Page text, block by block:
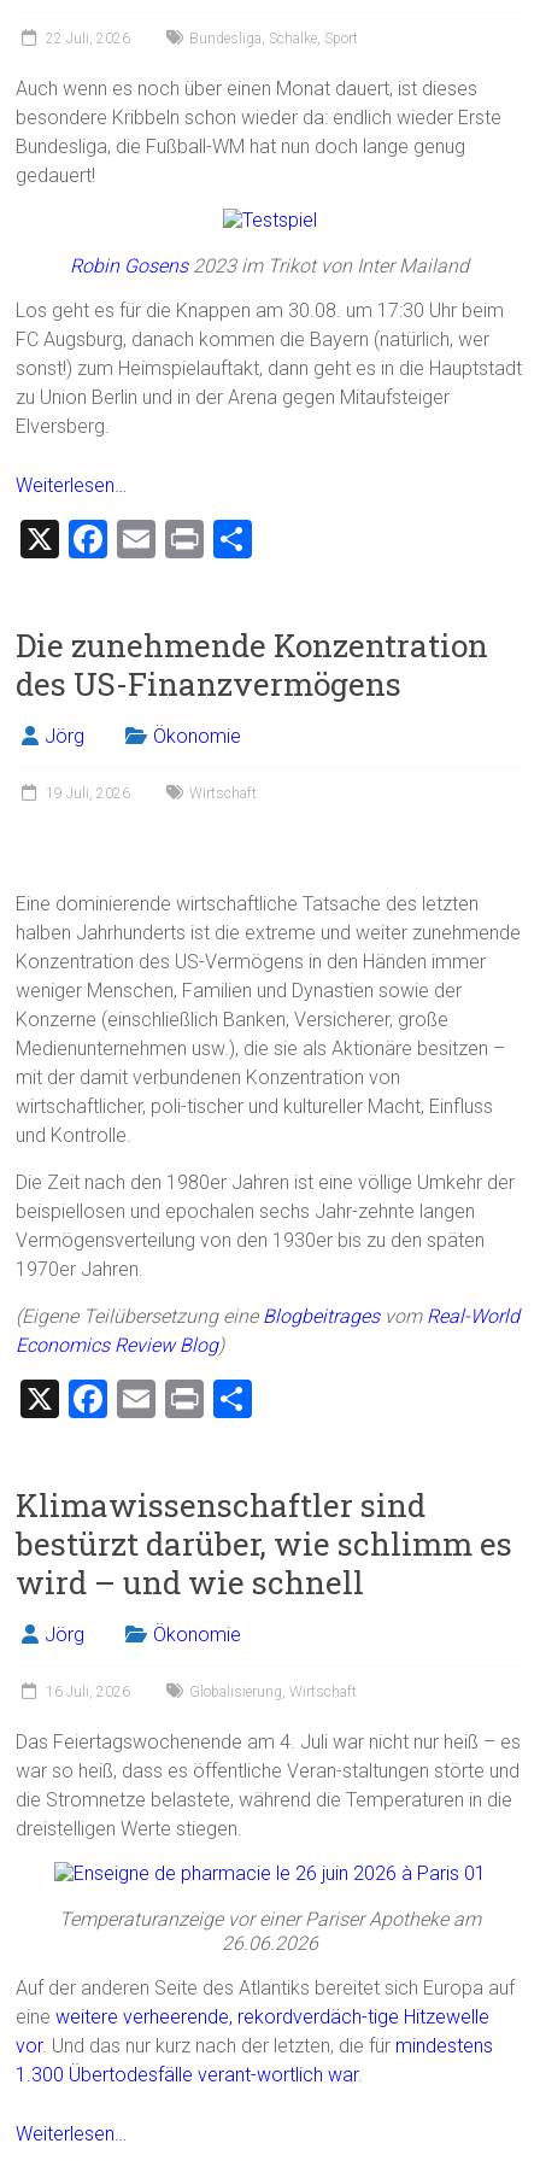
22 Juli, 2026 Bundesliga, Schalke, Sport
Auch wenn es noch über einen Monat dauert, ist dieses
besondere Kribbeln schon wieder da: endlich wieder Erste
Bundesliga, die Fußball-WM hat nun doch lange genug
gedauert!
Robin Gosens2023 im Trikot von Inter Mailand
Los geht es für die Knappen am 30.08. um 17:30 Uhr beim
FC Augsburg, danach kommen die Bayern (natürlich, wer
sonst!) zum Heimspielauftakt, dann geht es in die Hauptstadt
zu Union Berlin und in der Arena gegen Mitaufsteiger
Elversberg.
Weiterlesen…
X
F
b
o
ok
E
l
Pr
n
Die zunehmende Konzentration
des US-Finanzvermögens
Jörg Ökonomie
19 Juli, 2026 Wirtschaft
Eine dominierende wirtschaftliche Tatsache des letzten
halben Jahrhunderts ist die extreme und weiter zunehmende
Konzentration des US-Vermögens in den Händen immer
weniger Menschen, Familien und Dynastien sowie der
Konzerne (einschließlich Banken, Versicherer, große
Medienunternehmen usw.), die sie als Aktionäre besitzen –
mit der damit verbundenen Konzentration von
wirtschaftlicher, poli-tischer und kultureller Macht, Einfluss
und Kontrolle.
Die Zeit nach den 1980er Jahren ist eine völlige Umkehr der
beispiellosen und epochalen sechs Jahr-zehnte langen
Vermögensverteilung von den 1930er bis zu den späten
1970er Jahren.
(Eigene Teilübersetzung eine Blogbeitragesvom Real-World
Economics Review Blog)
X
F
b
o
ok
E
l
Pr
n
Klimawissenschaftler sind
bestürzt darüber, wie schlimm es
wird – und wie schnell
Jörg Ökonomie
16 Juli, 2026 Globalisierung,Wirtschaft
Das Feiertagswochenende am 4. Juli war nicht nur heiß – es
war so heiß, dass es öffentliche Veran-staltungen störte und
die Stromnetze belastete, während die Temperaturen in die
dreistelligen Werte stiegen.
Temperaturanzeige vor einer Pariser Apotheke am
26.06.2026
Auf der anderen Seite des Atlantiks bereitet sich Europa auf
eineweitere verheerende, rekordverdäch-tige Hitzewelle
vor. Und das nur kurz nach der letzten, die für mindestens
1.300 Übertodesfälle verant-wortlich war.
Weiterlesen…